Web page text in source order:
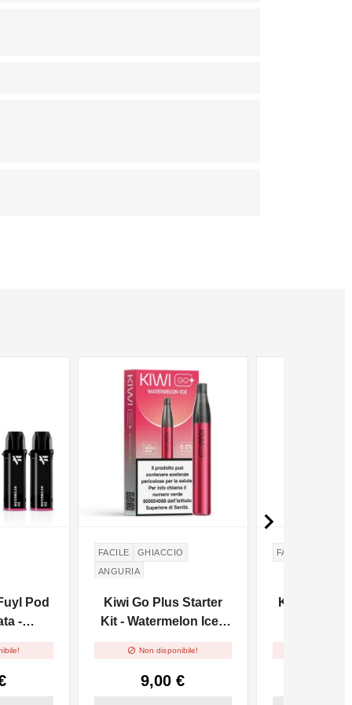
Pod
-
FACILE
GHIACCIO
ANGURIA
Kiwi Go Plus Starter
Kit - Watermelon Ice -
 Non disponibile!
9,00 €
FACILE
Kiwi Go
